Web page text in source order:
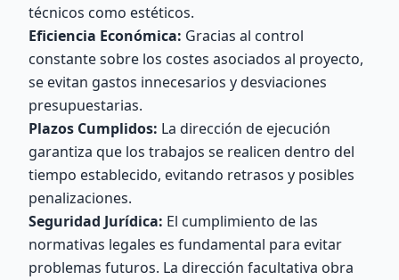
técnicos como estéticos.
Eficiencia Económica: Gracias al control
constante sobre los costes asociados al proyecto,
se evitan gastos innecesarios y desviaciones
presupuestarias.
Plazos Cumplidos: La dirección de ejecución
garantiza que los trabajos se realicen dentro del
tiempo establecido, evitando retrasos y posibles
penalizaciones.
Seguridad Jurídica: El cumplimiento de las
normativas legales es fundamental para evitar
problemas futuros. La dirección facultativa obra